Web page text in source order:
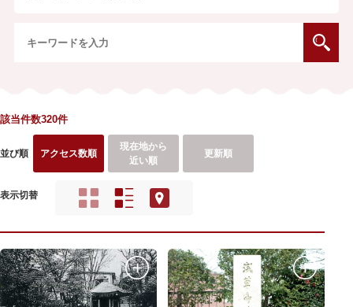
該当件数320件
並び順 アクセス数順
現在地から
近い順
更新順
表示切替